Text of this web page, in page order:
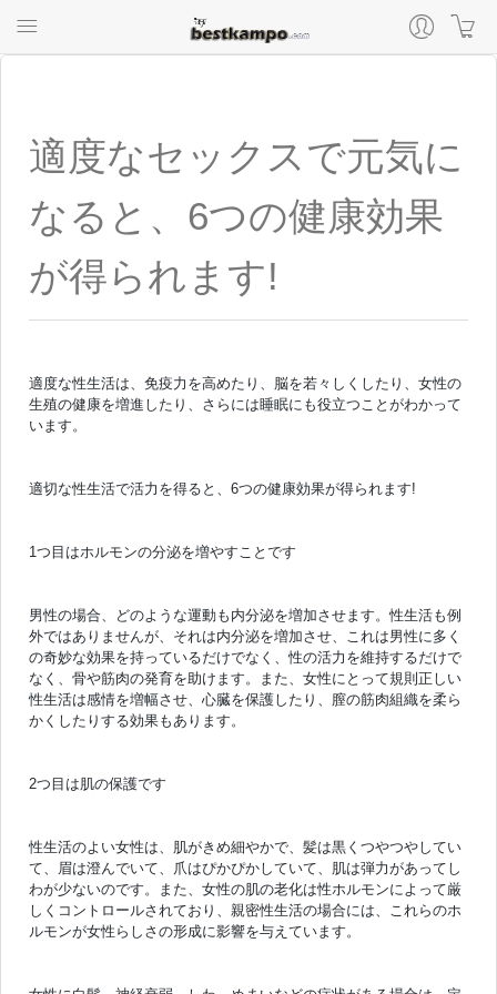
適度なセックスで元気に
なると、6つの健康効果
が得られます!
適度な性生活は、免疫力を高めたり、脳を若々しくしたり、女性の
生殖の健康を増進したり、さらには睡眠にも役立つことがわかって
います。
適切な性生活で活力を得ると、6つの健康効果が得られます!
1つ目はホルモンの分泌を増やすことです
男性の場合、どのような運動も内分泌を増加させます。性生活も例
外ではありませんが、それは内分泌を増加させ、これは男性に多く
の奇妙な効果を持っているだけでなく、性の活力を維持するだけで
なく、骨や筋肉の発育を助けます。また、女性にとって規則正しい
性生活は感情を増幅させ、心臓を保護したり、膣の筋肉組織を柔ら
かくしたりする効果もあります。
2つ目は肌の保護です
性生活のよい女性は、肌がきめ細やかで、髪は黒くつやつやしてい
て、眉は澄んでいて、爪はぴかぴかしていて、肌は弾力があってし
わが少ないのです。また、女性の肌の老化は性ホルモンによって厳
しくコントロールされており、親密性生活の場合には、これらのホ
ルモンが女性らしさの形成に影響を与えています。